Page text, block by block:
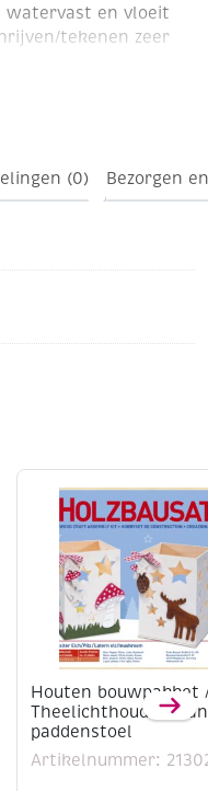
en vloeit
tekenen zeer
(0) Bezorgen
Houten bouwpakket
Theelichthouder
paddenstoel
Artikelnummer: